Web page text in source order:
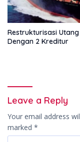
Restrukturisasi Utang
Dengan 2 Kreditur
Leave a Reply
Your email address
marked *